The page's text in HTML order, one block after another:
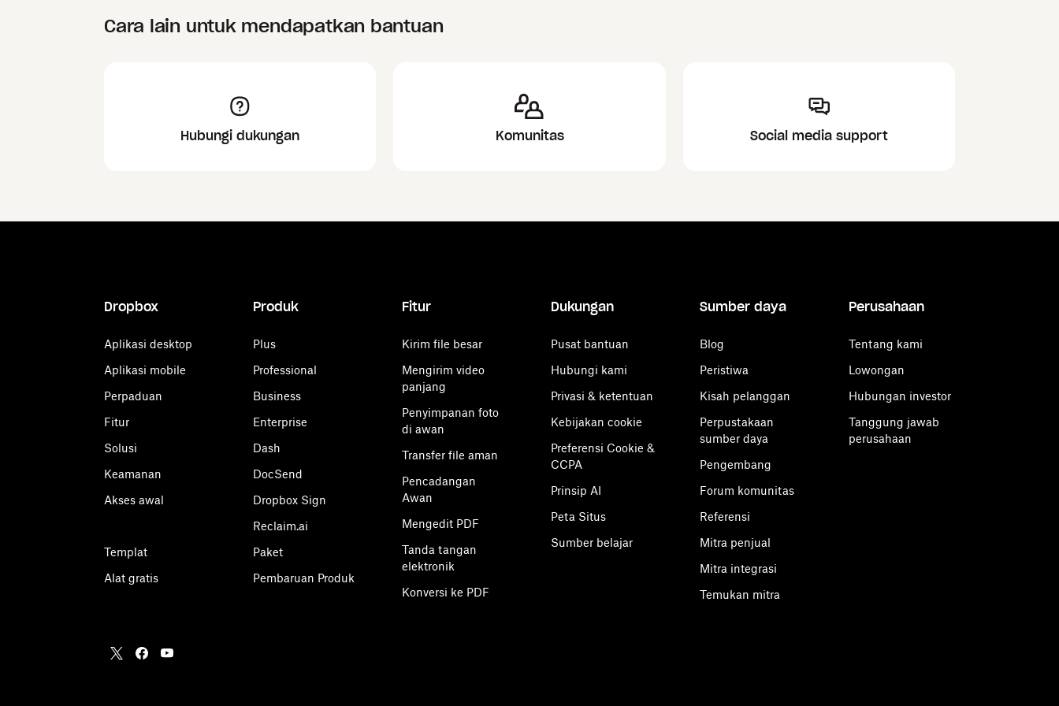
Cara lain untuk mendapatkan bantuan
Hubungi dukungan Komunitas Social media support
Dropbox
Aplikasi desktop
Aplikasi mobile
Perpaduan
Fitur
Solusi
Keamanan
Akses awal
Templat
Alat gratis
Produk
Plus
Professional
Business
Enterprise
Dash
DocSend
Dropbox Sign
Reclaim.ai
Paket
Pembaruan Produk
Fitur
Kirim file besar
Mengirim video
panjang
Penyimpanan foto
di awan
Transfer file aman
Pencadangan
Awan
Mengedit PDF
Tanda tangan
elektronik
Konversi ke PDF
Dukungan
Pusat bantuan
Hubungi kami
Privasi & ketentuan
Kebijakan cookie
Preferensi Cookie &
CCPA
Prinsip AI
Peta Situs
Sumber belajar
Sumber daya
Blog
Peristiwa
Kisah pelanggan
Perpustakaan
sumber daya
Pengembang
Forum komunitas
Referensi
Mitra penjual
Mitra integrasi
Temukan mitra
Perusahaan
Tentang kami
Lowongan
Hubungan investor
Tanggung jawab
perusahaan